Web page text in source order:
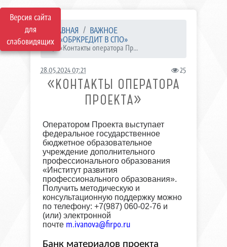
Версия сайта
для
слабовидящих
ГЛАВНАЯ
ВАЖНОЕ
«ОБРКРЕДИТ В СПО»
«Контакты оператора Пр...
28.05.2024 07:21 25
«КОНТАКТЫ ОПЕРАТОРА
ПРОЕКТА»
Оператором Проекта выступает
федеральное государственное
бюджетное образовательное
учреждение дополнительного
профессионального образования
«Институт развития
профессионального образования».
Получить методическую и
консультационную поддержку можно
по телефону: +7(987) 060-02-76 и
(или) электронной
почте m.ivanova@firpo.ru
Банк материалов проекта